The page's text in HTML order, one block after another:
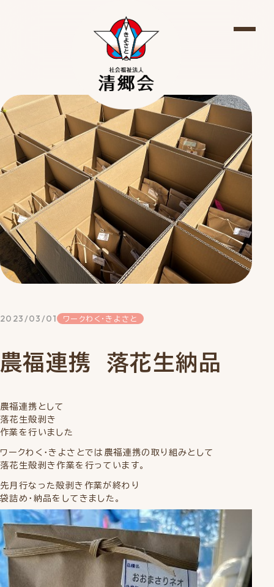
2023/03/01 ワークわく・きよさと
農福連携 落花生納品
農福連携として
落花生殻剥き
作業を行いました
ワークわく・きよさとでは農福連携の取り組みとして
落花生殻剥き作業を行っています。
先月行なった殻剥き作業が終わり
袋詰め・納品をしてきました。